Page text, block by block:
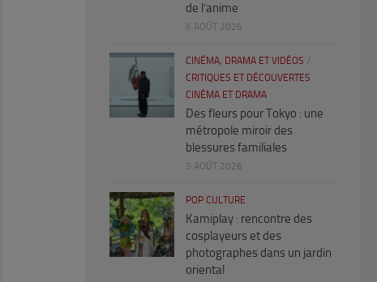
de l’anime
6 AOÛT 2026
CINÉMA, DRAMA ET VIDÉOS /
CRITIQUES ET DÉCOUVERTES
CINÉMA ET DRAMA
Des fleurs pour Tokyo : une
métropole miroir des
blessures familiales
5 AOÛT 2026
POP CULTURE
Kamiplay : rencontre des
cosplayeurs et des
photographes dans un jardin
oriental